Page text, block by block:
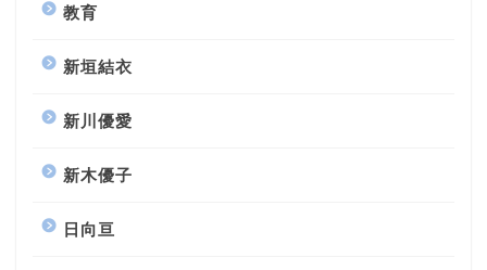
教育
新垣結衣
新川優愛
新木優子
日向亘